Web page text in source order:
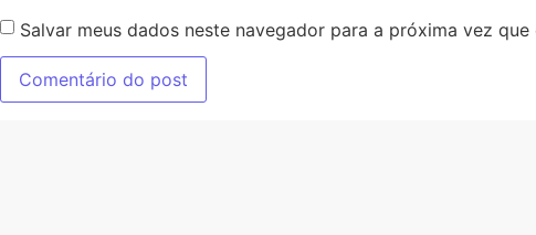
Salvar meus dados neste navegador para a próxima vez que